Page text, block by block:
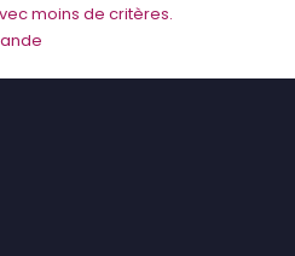
moins de critères.